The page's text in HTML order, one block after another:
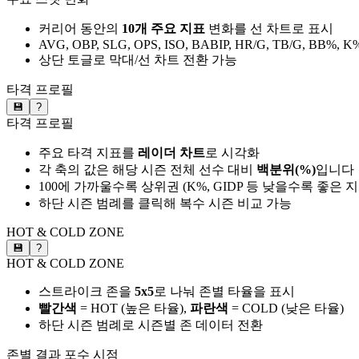
커리어 동안의 10개 주요 지표 변화를 선 차트로 표시
AVG, OBP, SLG, OPS, ISO, BABIP, HR/G, TB/G, BB%,
상단 토글로 막대/선 차트 전환 가능
타격 프로필
💾 ?
타격 프로필
주요 타격 지표를 레이더 차트로 시각화
각 축의 값은 해당 시즌 전체 선수 대비 백분위(%)입니다
100에 가까울수록 상위권 (K%, GIDP 등 낮을수록 좋은
하단 시즌 범례를 클릭해 복수 시즌 비교 가능
HOT & COLD ZONE
💾 ?
HOT & COLD ZONE
스트라이크 존을 5x5로 나눠 존별 타율을 표시
빨간색 = HOT (높은 타율), 파란색 = COLD (낮은 타율)
하단 시즌 범례로 시즌별 존 데이터 전환
존별 결과 포수 시점